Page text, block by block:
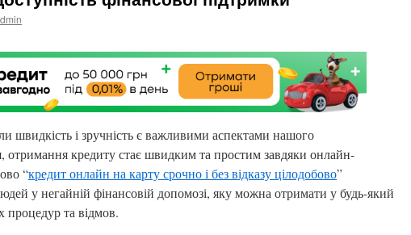
швидкість і зручність є важливими аспектами нашого
отримання кредиту стає швидким та простим завдяки онлайн-
“кредит онлайн на карту срочно і без відказу цілодобово”
у негайній фінансовій допомозі, яку можна отримати у будь-який
процедур та відмов.